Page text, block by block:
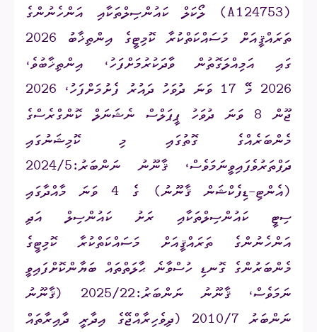
(
A124753) ލޯކަލް ކައުންސިލްތަކާއި އަންހެނުންގެ
ތަރައްޤީއަށް މަސައްކަތްކުރާ ކޮމިޓީގެ އިންތިޚާބު 2026
ގައި އަމިއްލަގޮތުން ވާދަކުރުމަށްފަހު، އިންތިޚާބުވެ،
2026 މޭ 17 ވަނަ ދުވަހު ދައުރު ފެށުމަށްފަހު، 2026
ޖޫން 8 ވަނަ ދުވަހު ޕީޕަލްސް ނެޝަނަލް ކޮންގްރެސްގެ
މެންބަރެއްގެ ގޮތުގައި މި ކޮމިޝަނުގައި
ދަފްތަރުވެފައިވީނަމަވެސް، ޤާނޫނު ނަންބަރު:2024/5
(އެންޓި-ޑިފެކްޝަން ޤާނޫނު) ގެ 4 ވަނަ މާއްދާގައި
ސިޓީ ކައުންސިލްތަކާއި ރަށު ކައުންސިލް
އަދި
އަންހެނުންގެ ތަރައްޤީއަށް
މަސައްކަތްކުރާ ކޮމިޓީގެ
މެންބަރުންގެ ގޮނޑި ހުސްވާނެ ޙާލަތްތައް ބަޔާންކޮށްފައިވީ
ނަމަވެސް، ޤާނޫނު ނަންބަރު:2025/22 (ޤާނޫނު
ނަންބަރު 2010/7 (ދިވެހިރާއްޖޭގެ އިދާރީ ދާއިރާތައް